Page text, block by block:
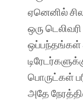
ஏனெனில்
ஒரு டெலிவரி
ஒப்பந்தங்கள்
பொருட்கள்
அதே